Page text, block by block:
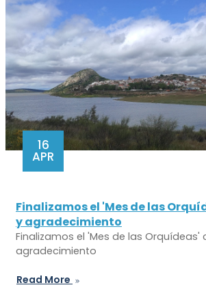
16
APR
Finalizamos el 'Mes de las
y agradecimiento
Finalizamos el 'Mes de las Orquídeas'
agradecimiento
Read More